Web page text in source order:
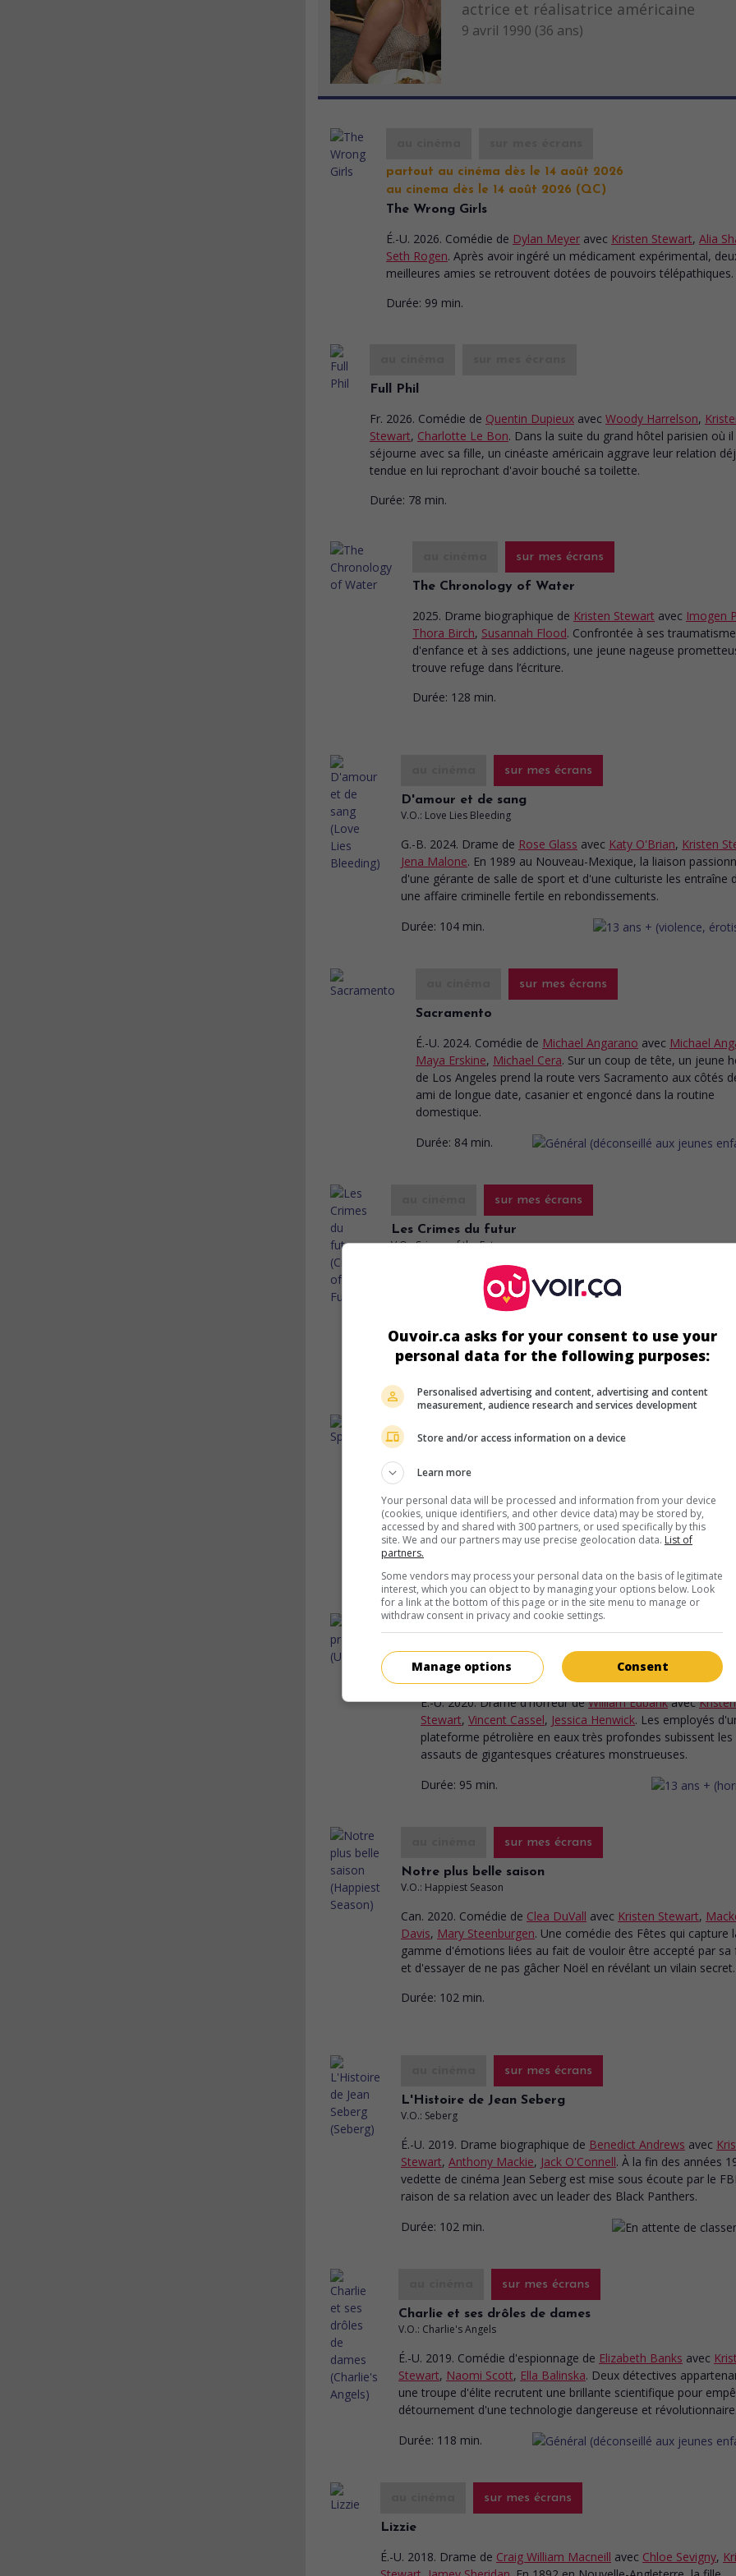
actrice et réalisatrice américaine
9 avril 1990 (36 ans)
partout au cinéma dès le 14 août 2026
au cinema dès le 14 août 2026 (QC)
The Wrong Girls
É.-U. 2026. Comédie de Dylan Meyer avec Kristen Stewart, Alia
Seth Rogen. Après avoir ingéré un médicament expérimental,
meilleures amies se retrouvent dotées de pouvoirs télépathiques.
Durée: 99 min.
Full Phil
Fr. 2026. Comédie de Quentin Dupieux avec Woody Harrelson,
Stewart, Charlotte Le Bon. Dans la suite du grand hôtel parisien où il
séjourne avec sa fille, un cinéaste américain aggrave leur relation
tendue en lui reprochant d'avoir bouché sa toilette.
Durée: 78 min.
sur mes écrans
The Chronology of Water
2025. Drame biographique de Kristen Stewart avec Imogen
Thora Birch, Susannah Flood. Confrontée à ses
d'enfance et à ses addictions, une jeune nageuse
trouve refuge dans l’écriture.
Durée: 128 min.
sur mes écrans
D'amour et de sang
V.O.: Love Lies Bleeding
G.-B. 2024. Drame de Rose Glass avec Katy O'Brian, Kristen
Jena Malone. En 1989 au Nouveau-Mexique, la liaison
d'une gérante de salle de sport et d'une culturiste les entraîne
une affaire criminelle fertile en rebondissements.
Durée: 104 min.
sur mes écrans
Sacramento
É.-U. 2024. Comédie de Michael Angarano avec Michael
Maya Erskine, Michael Cera. Sur un coup de tête, un jeune
de Los Angeles prend la route vers Sacramento aux côtés
ami de longue date, casanier et engoncé dans la routine
domestique.
Durée: 84 min.
sur mes écrans
Les Crimes du futur
V.O.: Crimes of the Future
Can. 2022. Science-fiction Viggo
Scott Speedman. Dans un futur où le corps humain
évolue, un artiste conceptuel procède en direct à l’autopsie d’un
Durée: 107 min
Spencer
G.-B. 2021. Drame
Hawkins,Timothy Spall . En décembre 1991, Lady Diana
un temps des Fêtes pénible auprès de la famille royale et de son
infidèle, le prince Charles.
Durée: 111 min.
V.O.: Underwater
É.-U. 2020. Drame d'horreurde William Eubank avec Kristen
Stewart, Vincent Cassel, Jessica Henwick. Les employés
plateforme pétrolière en eaux très profondes subissent les
assauts de gigantesques créatures monstrueuses.
Durée: 95 min.
sur mes écrans
Notre plus belle saison
V.O.: Happiest Season
Can. 2020. Comédie de Clea DuVall avec Kristen Stewart,
Davis, Mary Steenburgen. Une comédie des Fêtes qui capture
gamme d'émotions liées au fait de vouloir être accepté par sa
et d'essayer de ne pas gâcher Noël en révélant un vilain secret.
Durée: 102 min.
sur mes écrans
L'Histoire de Jean Seberg
V.O.: Seberg
É.-U. 2019. Drame biographique de Benedict Andrews avec
Stewart, Anthony Mackie, Jack O'Connell. À la fin des années
vedette de cinéma Jean Seberg est mise sous écoute par le
raison de sa relation avec un leader des Black Panthers.
Durée: 102 min.
sur mes écrans
Charlie et ses drôles de dames
V.O.: Charlie's Angels
É.-U. 2019. Comédie d'espionnage de Elizabeth Banks avec
Stewart, Naomi Scott, Ella Balinska. Deux détectives
une troupe d'élite recrutent une brillante scientifique pour
détournement d'une technologie dangereuse et révolutionnaire.
Durée: 118 min.
sur mes écrans
Lizzie
É.-U. 2018. Drame de Craig William Macneill avec Chloe Sevigny,
Ouvoir.ca asks for your consent to use your
personal data for the following purposes:
Personalised advertising and content, advertising and content
measurement, audience research and services development
Store and/or access information on a device
Learn more
Your personal data will be processed and information from your device
(cookies, unique identifiers, and other device data) may be stored by,
accessed by and shared with 300 partners, or used specifically by this
site. We and our partners may use precise geolocation data. List of
partners.
Some vendors may process your personal data on the basis of legitimate
interest, which you can object to by managing your options below. Look
for a link at the bottom of this page or in the site menu to manage or
withdraw consent in privacy and cookie settings.
Consent
Manage options